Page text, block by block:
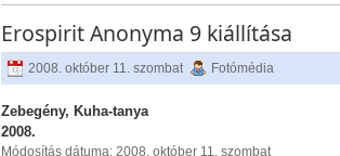
Erospirit Anonyma 9 kiállítása
2008. október 11. szombat Fotómédia
Zebegény, Kuha-tanya
2008.
Módosítás dátuma: 2008. október 11. szombat